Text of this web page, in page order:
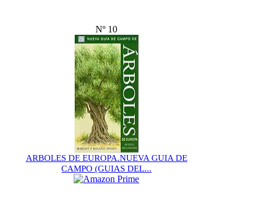
Nº 10
ARBOLES DE EUROPA.NUEVA GUIA DE
CAMPO (GUIAS DEL...